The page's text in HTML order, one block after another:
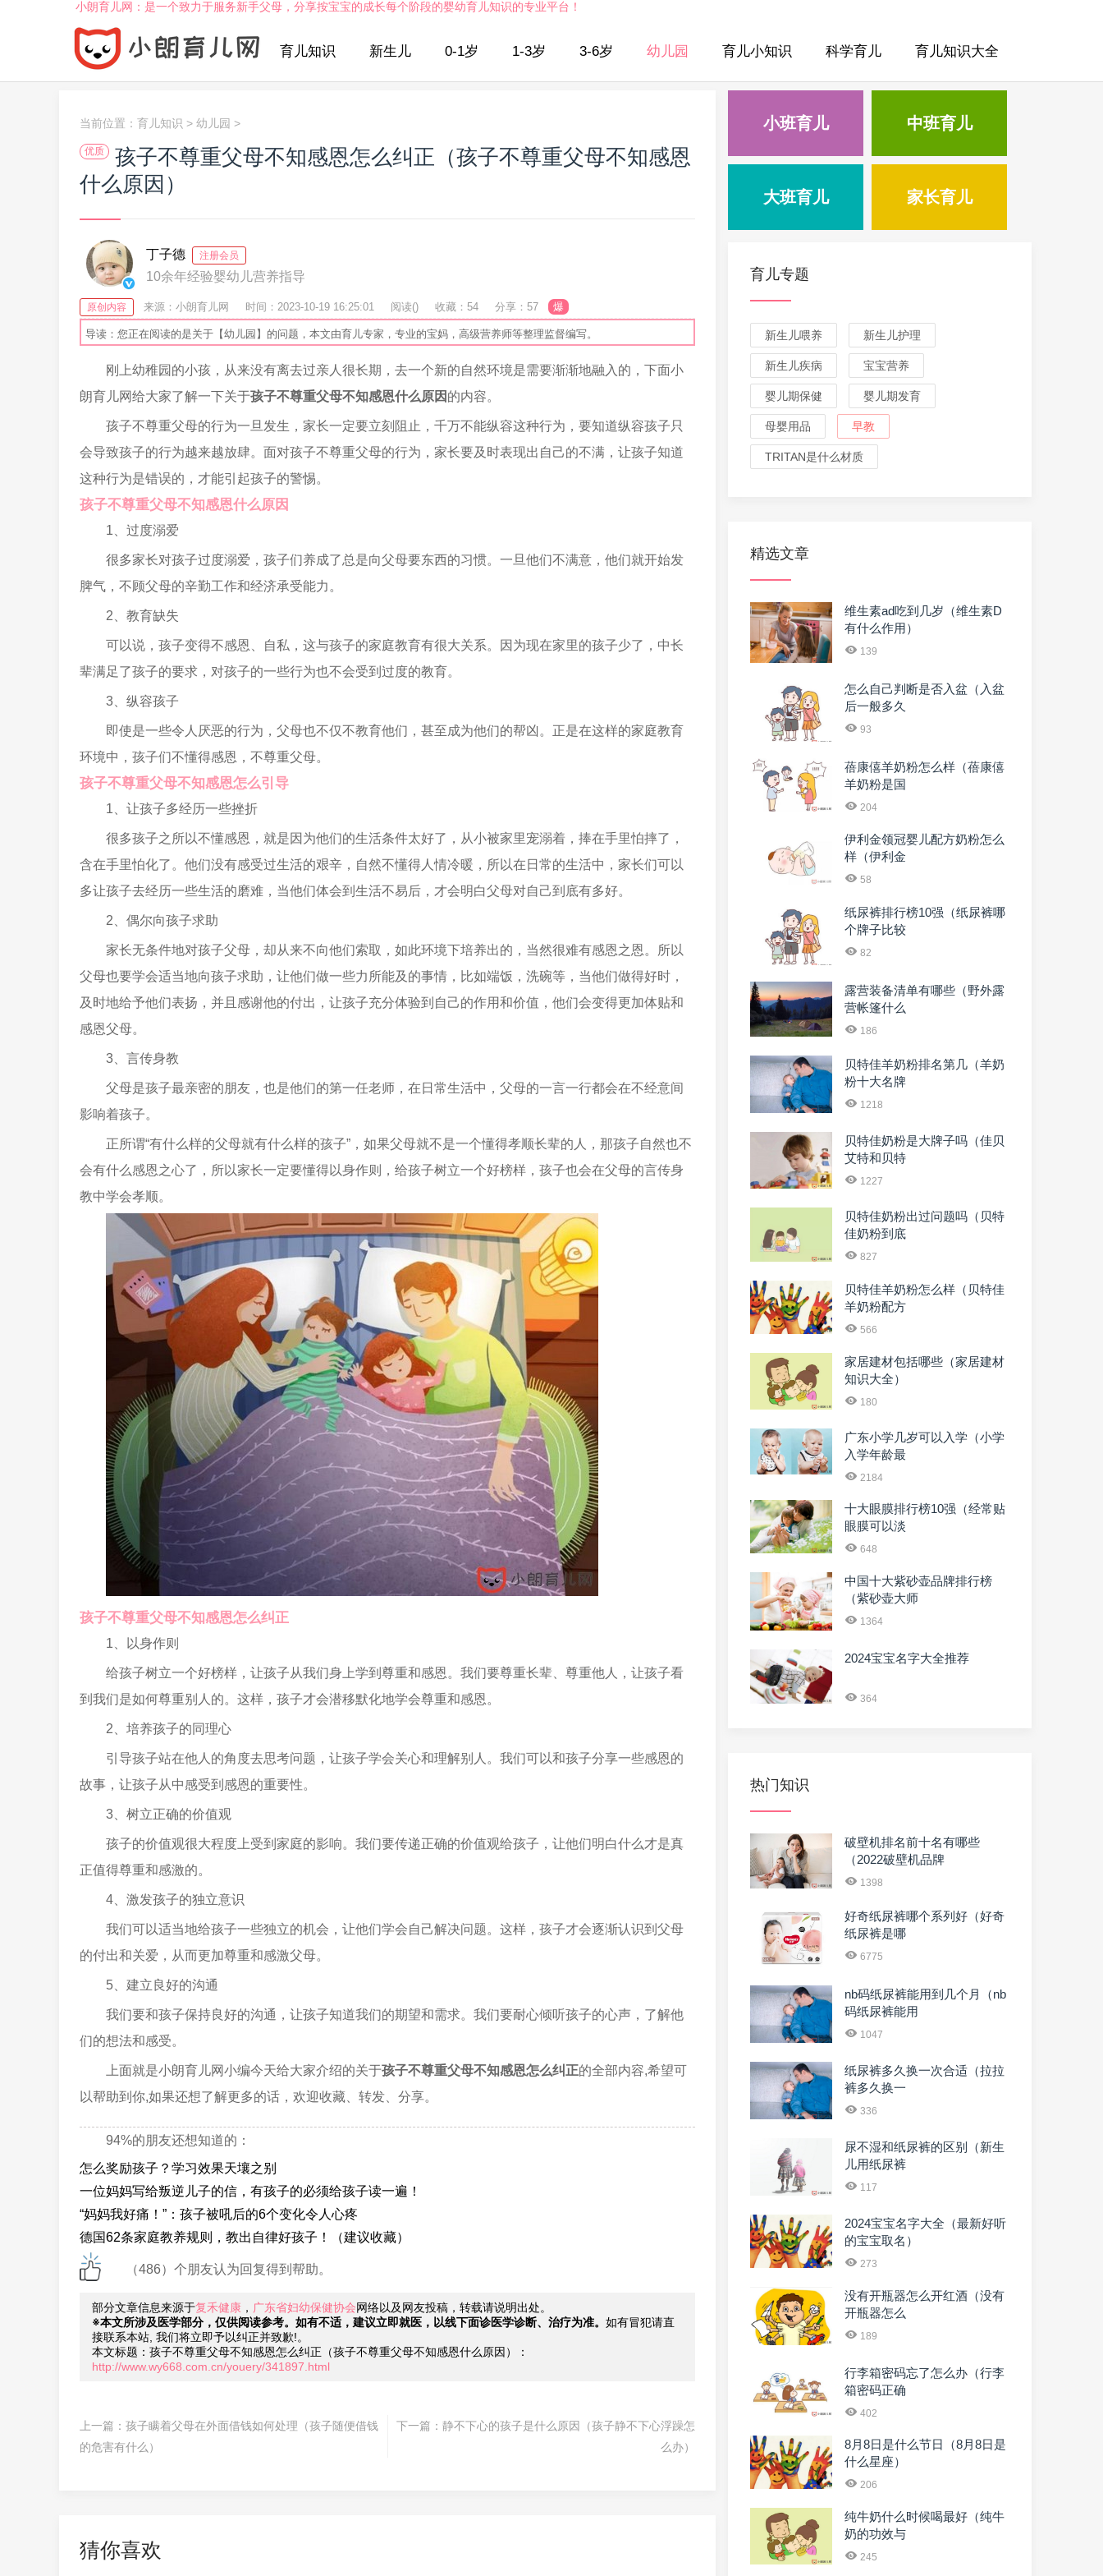
小朗育儿网：是一个致力于服务新手父母，分享按宝宝的成长每个阶段的婴幼育儿知识的专业平台！
育儿知识 新生儿 0-1岁 1-3岁 3-6岁 幼儿园 育儿小知识 科学育儿 育儿知识大全
当前位置： 育儿知识 > 幼儿园 >
优质
孩子不尊重父母不知感恩怎么纠正（孩子不尊重父母不知感恩
什么原因）
丁子德 注册会员
10余年经验婴幼儿营养指导
原创内容 来源：小朗育儿网 时间：2023-10-19 16:25:01 阅读() 收藏：54 分享：57 爆
导读：您正在阅读的是关于【幼儿园】的问题，本文由育儿专家，专业的宝妈，高级营养师等整理监督编写。
刚上幼稚园的小孩，从来没有离去过亲人很长期，去一个新的自然环境是需要渐渐地融入的，下面小
朗育儿网给大家了解一下关于孩子不尊重父母不知感恩什么原因 的内容。
孩子不尊重父母的行为一旦发生，家长一定要立刻阻止，千万不能纵容这种行为，要知道纵容孩子只
会导致孩子的行为越来越放肆。面对孩子不尊重父母的行为，家长要及时表现出自己的不满，让孩子知道
这种行为是错误的，才能引起孩子的警惕。
孩子不尊重父母不知感恩什么原因
1、过度溺爱
很多家长对孩子过度溺爱，孩子们养成了总是向父母要东西的习惯。一旦他们不满意，他们就开始发
脾气，不顾父母的辛勤工作和经济承受能力。
2、教育缺失
可以说，孩子变得不感恩、自私，这与孩子的家庭教育有很大关系。因为现在家里的孩子少了，中长
辈满足了孩子的要求，对孩子的一些行为也不会受到过度的教育。
3、纵容孩子
即使是一些令人厌恶的行为，父母也不仅不教育他们，甚至成为他们的帮凶。正是在这样的家庭教育
环境中，孩子们不懂得感恩，不尊重父母。
孩子不尊重父母不知感恩怎么引导
1、让孩子多经历一些挫折
很多孩子之所以不懂感恩，就是因为他们的生活条件太好了，从小被家里宠溺着，捧在手里怕摔了，
含在手里怕化了。他们没有感受过生活的艰辛，自然不懂得人情冷暖，所以在日常的生活中，家长们可以
多让孩子去经历一些生活的磨难，当他们体会到生活不易后，才会明白父母对自己到底有多好。
2、偶尔向孩子求助
家长无条件地对孩子父母，却从来不向他们索取，如此环境下培养出的，当然很难有感恩之恩。所以
父母也要学会适当地向孩子求助，让他们做一些力所能及的事情，比如端饭，洗碗等，当他们做得好时，
及时地给予他们表扬，并且感谢他的付出，让孩子充分体验到自己的作用和价值，他们会变得更加体贴和
感恩父母。
3、言传身教
父母是孩子最亲密的朋友，也是他们的第一任老师，在日常生活中，父母的一言一行都会在不经意间
影响着孩子。
正所谓“有什么样的父母就有什么样的孩子”，如果父母就不是一个懂得孝顺长辈的人，那孩子自然也不
会有什么感恩之心了，所以家长一定要懂得以身作则，给孩子树立一个好榜样，孩子也会在父母的言传身
教中学会孝顺。
孩子不尊重父母不知感恩怎么纠正
1、以身作则
给孩子树立一个好榜样，让孩子从我们身上学到尊重和感恩。我们要尊重长辈、尊重他人，让孩子看
到我们是如何尊重别人的。这样，孩子才会潜移默化地学会尊重和感恩。
2、培养孩子的同理心
引导孩子站在他人的角度去思考问题，让孩子学会关心和理解别人。我们可以和孩子分享一些感恩的
故事，让孩子从中感受到感恩的重要性。
3、树立正确的价值观
孩子的价值观很大程度上受到家庭的影响。我们要传递正确的价值观给孩子，让他们明白什么才是真
正值得尊重和感激的。
4、激发孩子的独立意识
我们可以适当地给孩子一些独立的机会，让他们学会自己解决问题。这样，孩子才会逐渐认识到父母
的付出和关爱，从而更加尊重和感激父母。
5、建立良好的沟通
我们要和孩子保持良好的沟通，让孩子知道我们的期望和需求。我们要耐心倾听孩子的心声，了解他
们的想法和感受。
上面就是小朗育儿网小编今天给大家介绍的关于孩子不尊重父母不知感恩怎么纠正的全部内容,希望可
以帮助到你,如果还想了解更多的话，欢迎收藏、转发、分享。
94%的朋友还想知道的：
怎么奖励孩子？学习效果天壤之别
一位妈妈写给叛逆儿子的信，有孩子的必须给孩子读一遍！
“妈妈我好痛！”：孩子被吼后的6个变化令人心疼
德国62条家庭教养规则，教出自律好孩子！（建议收藏）
（486）个朋友认为回复得到帮助。
部分文章信息来源于复禾健康 ， 广东省妇幼保健协会网络以及网友投稿，转载请说明出处。
※本文所涉及医学部分，仅供阅读参考。如有不适，建议立即就医，以线下面诊医学诊断、治疗为准。 如有冒犯请直
接联系本站, 我们将立即予以纠正并致歉!。
本文标题：孩子不尊重父母不知感恩怎么纠正（孩子不尊重父母不知感恩什么原因）：
http://www.wy668.com.cn/youery/341897.html
上一篇： 孩子瞒着父母在外面借钱如何处理（孩子随便借钱
的危害有什么）
下一篇： 静不下心的孩子是什么原因（孩子静不下心浮躁怎
么办）
猜你喜欢
小班育儿 中班育儿
大班育儿 家长育儿
育儿专题
新生儿喂养 新生儿护理
新生儿疾病 宝宝营养
婴儿期保健 婴儿期发育
母婴用品 早教
TRITAN是什么材质
精选文章
维生素ad吃到几岁（维生素D
有什么作用）
139
怎么自己判断是否入盆（入盆
后一般多久
93
蓓康僖羊奶粉怎么样（蓓康僖
羊奶粉是国
204
伊利金领冠婴儿配方奶粉怎么
样（伊利金
58
纸尿裤排行榜10强（纸尿裤哪
个牌子比较
82
露营装备清单有哪些（野外露
营帐篷什么
186
贝特佳羊奶粉排名第几（羊奶
粉十大名牌
1218
贝特佳奶粉是大牌子吗（佳贝
艾特和贝特
1227
贝特佳奶粉出过问题吗（贝特
佳奶粉到底
827
贝特佳羊奶粉怎么样（贝特佳
羊奶粉配方
566
家居建材包括哪些（家居建材
知识大全）
180
广东小学几岁可以入学（小学
入学年龄最
2184
十大眼膜排行榜10强（经常贴
眼膜可以淡
648
中国十大紫砂壶品牌排行榜
（紫砂壶大师
1364
2024宝宝名字大全推荐
364
热门知识
破壁机排名前十名有哪些
（2022破壁机品牌
1398
好奇纸尿裤哪个系列好（好奇
纸尿裤是哪
6775
nb码纸尿裤能用到几个月（nb
码纸尿裤能用
1047
纸尿裤多久换一次合适（拉拉
裤多久换一
336
尿不湿和纸尿裤的区别（新生
儿用纸尿裤
117
2024宝宝名字大全（最新好听
的宝宝取名）
273
没有开瓶器怎么开红酒（没有
开瓶器怎么
189
行李箱密码忘了怎么办（行李
箱密码正确
402
8月8日是什么节日（8月8日是
什么星座）
206
纯牛奶什么时候喝最好（纯牛
奶的功效与
245